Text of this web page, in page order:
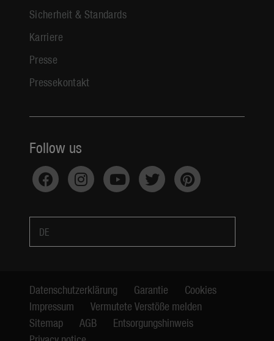
Sicherheit & Standards
Karriere
Presse
Pressekontakt
Follow us
DE
Datenschutzerklärung Garantie
Cookies
Impressum
Vermutete Verstöße melden
Sitemap
AGB
Entsorgungshinweis